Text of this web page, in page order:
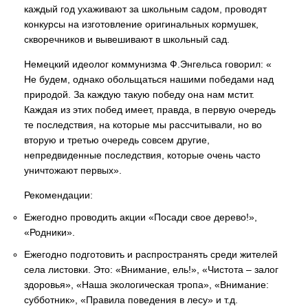
каждый год ухаживают за школьным садом, проводят
конкурсы на изготовление оригинальных кормушек,
скворечников и вывешивают в школьный сад.
Немецкий идеолог коммунизма Ф.Энгельса говорил: «
Не будем, однако обольщаться нашими победами над
природой. За каждую такую победу она нам мстит.
Каждая из этих побед имеет, правда, в первую очередь
те последствия, на которые мы рассчитывали, но во
вторую и третью очередь совсем другие,
непредвиденные последствия, которые очень часто
уничтожают первых».
Рекомендации:
Ежегодно проводить акции «Посади свое дерево!»,
«Родники».
Ежегодно подготовить и распространять среди жителей
села листовки. Это: «Внимание, ель!», «Чистота – залог
здоровья», «Наша экологическая тропа», «Внимание:
субботник», «Правила поведения в лесу» и т.д.